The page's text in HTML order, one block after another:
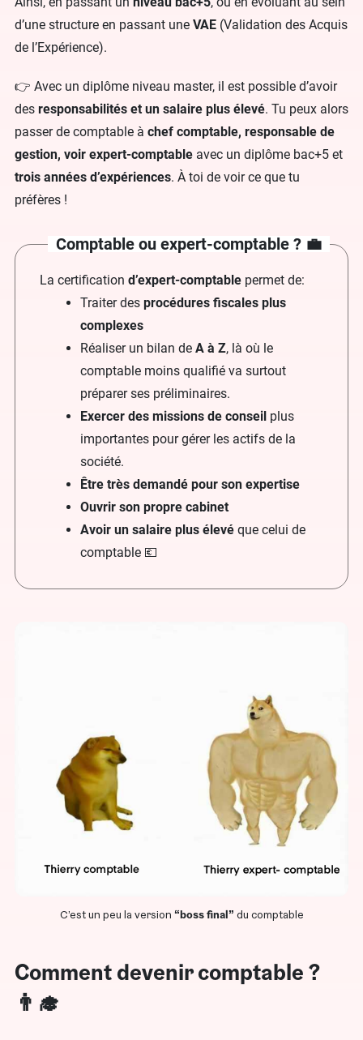
d’une structure en passant une VAE (Validation des Acquis
de l’Expérience).
👉 Avec un diplôme niveau master, il est possible d’avoir
des responsabilités et un salaire plus élevé. Tu peux alors
passer de comptable à chef comptable, responsable de
gestion, voir expert-comptable avec un diplôme bac+5 et
trois années d’expériences. À toi de voir ce que tu
préfères !
Comptable ou expert-comptable ? 💼
La certification d’expert-comptable permet de:
Traiter des procédures fiscales plus
complexes
Réaliser un bilan de A à Z, là où le
comptable moins qualifié va surtout
préparer ses préliminaires.
Exercer des missions de conseil plus
importantes pour gérer les actifs de la
société.
Être très demandé pour son expertise
Ouvrir son propre cabinet
Avoir un salaire plus élevé que celui de
comptable 💶
C’est un peu la version “boss final” du comptable
Comment devenir comptable ?
👨‍🎓